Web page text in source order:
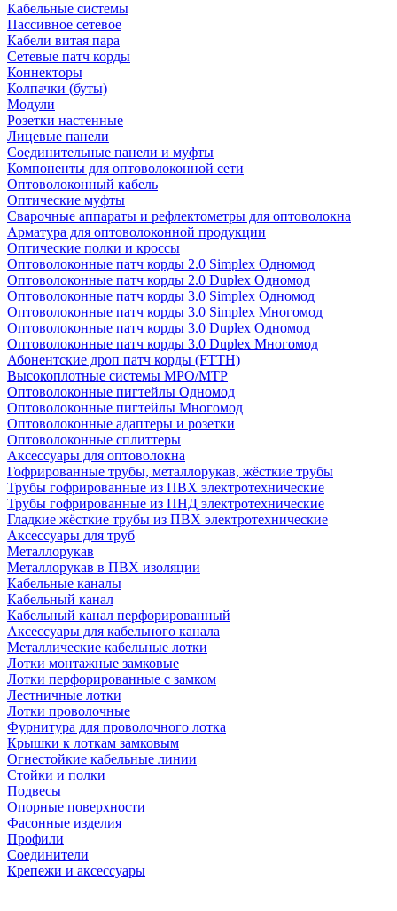
Кабельные системы
Пассивное сетевое
Кабели витая пара
Сетевые патч корды
Коннекторы
Колпачки (буты)
Модули
Розетки настенные
Лицевые панели
Соединительные панели и муфты
Компоненты для оптоволоконной сети
Оптоволоконный кабель
Оптические муфты
Сварочные аппараты и рефлектометры для оптоволокна
Арматура для оптоволоконной продукции
Оптические полки и кроссы
Оптоволоконные патч корды 2.0 Simplex Одномод
Оптоволоконные патч корды 2.0 Duplex Одномод
Оптоволоконные патч корды 3.0 Simplex Одномод
Оптоволоконные патч корды 3.0 Simplex Многомод
Оптоволоконные патч корды 3.0 Duplex Одномод
Оптоволоконные патч корды 3.0 Duplex Многомод
Абонентские дроп патч корды (FTTH)
Высокоплотные системы MPO/MTP
Оптоволоконные пигтейлы Одномод
Оптоволоконные пигтейлы Многомод
Оптоволоконные адаптеры и розетки
Оптоволоконные сплиттеры
Аксессуары для оптоволокна
Гофрированные трубы, металлорукав, жёсткие трубы
Трубы гофрированные из ПВХ электротехнические
Трубы гофрированные из ПНД электротехнические
Гладкие жёсткие трубы из ПВХ электротехнические
Аксессуары для труб
Металлорукав
Металлорукав в ПВХ изоляции
Кабельные каналы
Кабельный канал
Кабельный канал перфорированный
Аксессуары для кабельного канала
Металлические кабельные лотки
Лотки монтажные замковые
Лотки перфорированные с замком
Лестничные лотки
Лотки проволочные
Фурнитура для проволочного лотка
Крышки к лоткам замковым
Огнестойкие кабельные линии
Стойки и полки
Подвесы
Опорные поверхности
Фасонные изделия
Профили
Соединители
Крепежи и аксессуары